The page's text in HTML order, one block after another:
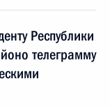
Республики
телеграмму